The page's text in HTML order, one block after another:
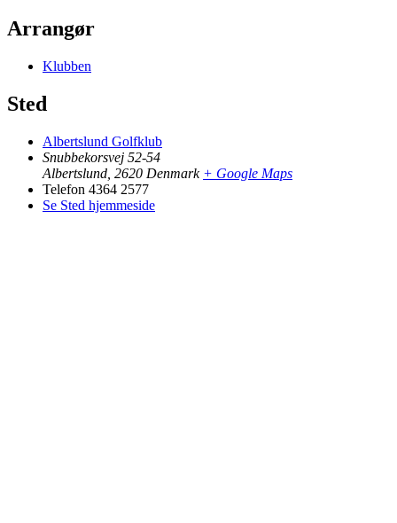
Arrangør
Klubben
Sted
Albertslund Golfklub
Snubbekorsvej 52-54
Albertslund 2620 Denmark + Google Maps
Telefon 4364 2577
Se Sted hjemmeside